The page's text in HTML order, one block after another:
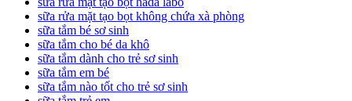
sữa rửa mặt tạo bọt không chứa xà phòng
sữa tắm bé sơ sinh
sữa tắm cho bé da khô
sữa tắm dành cho trẻ sơ sinh
sữa tắm em bé
sữa tắm nào tốt cho trẻ sơ sinh